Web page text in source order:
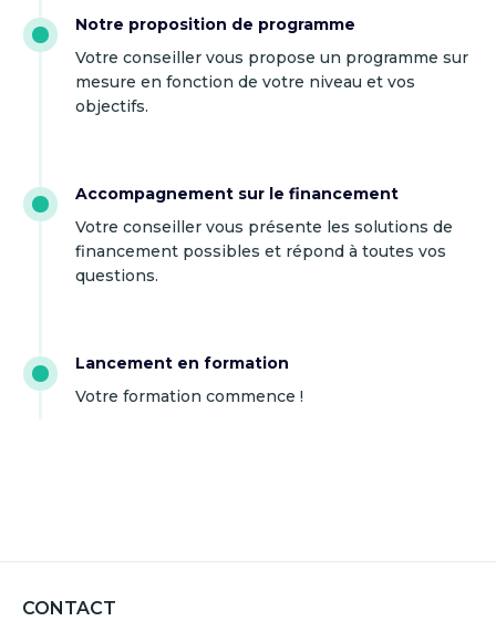
Notre proposition de programme
Votre conseiller vous propose un programme sur
mesure en fonction de votre niveau et vos
objectifs.
Accompagnement sur le financement
Votre conseiller vous présente les solutions de
financement possibles et répond à toutes vos
questions.
Lancement en formation
Votre formation commence !
CONTACT